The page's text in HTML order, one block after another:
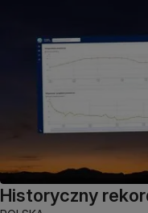
Historyczny